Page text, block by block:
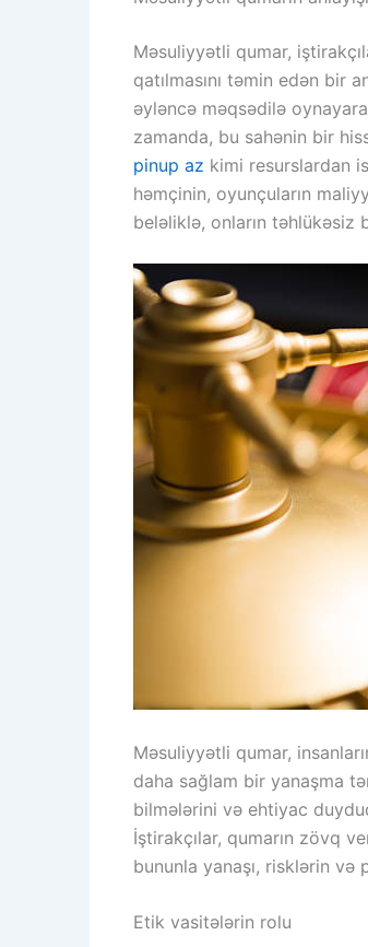
Məsuliyyətli qumar,
qatılmasını təmin edən bir
əyləncə məqsədilə
zamanda, bu sahənin bir
pinup az kimi resurslardan
həmçinin, oyunçuların
beləliklə, onların təhlükəsiz
Məsuliyyətli qumar,
daha sağlam bir yanaşma
bilmələrini və ehtiyac
İştirakçılar, qumarın zövq
bununla yanaşı, risklərin və
Etik vasitələrin rolu